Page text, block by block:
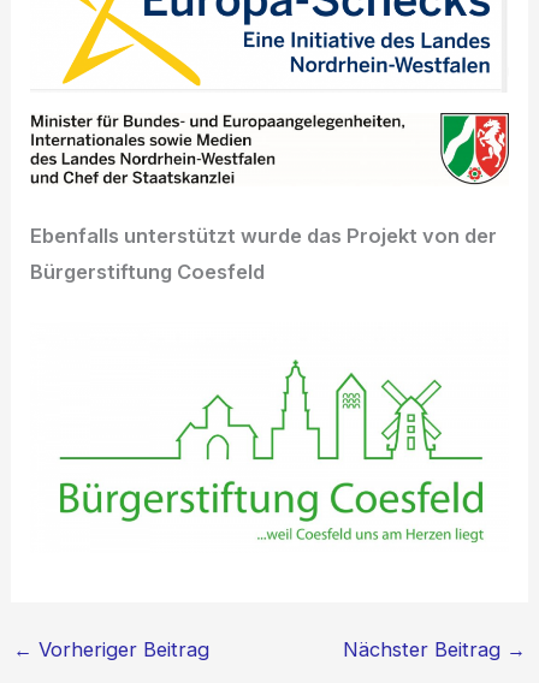
Ebenfalls unterstützt wurde das Projekt von der
Bürgerstiftung Coesfeld
← Vorheriger Beitrag Nächster Beitrag →